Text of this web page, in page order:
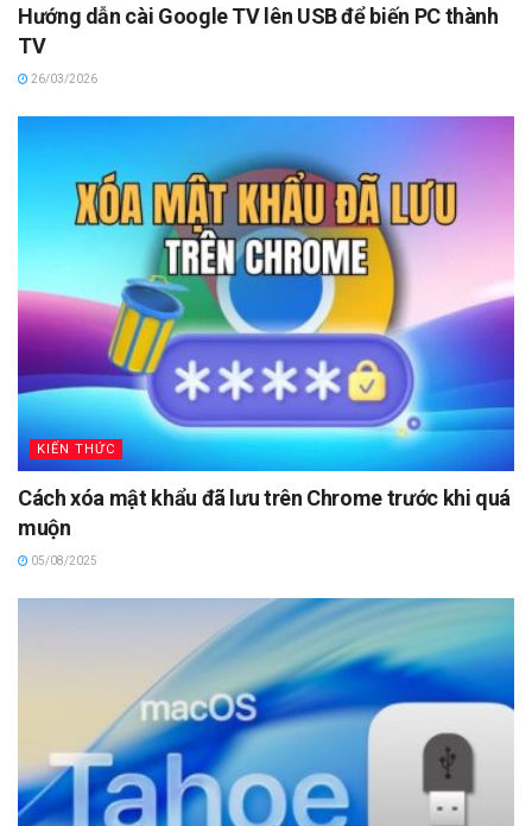
Hướng dẫn cài Google TV lên USB để biến PC thành
TV
26/03/2026
KIẾN THỨC
Cách xóa mật khẩu đã lưu trên Chrome trước khi quá
muộn
05/08/2025